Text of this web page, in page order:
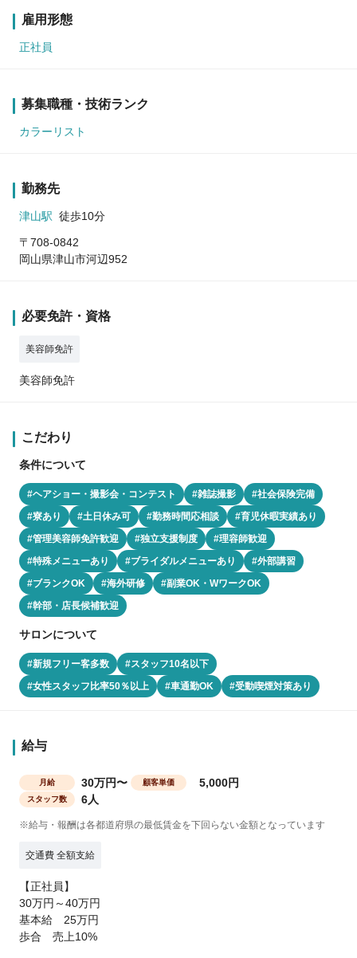
雇用形態
正社員
募集職種・技術ランク
カラーリスト
勤務先
津山駅 徒歩10分
〒708-0842
岡山県津山市河辺952
必要免許・資格
美容師免許
美容師免許
こだわり
条件について
#ヘアショー・撮影会・コンテスト #雑誌撮影
#社会保険完備
#寮あり
#土日休み可 #勤務時間応相談
#育児休暇実績あり
#管理美容師免許歓迎
#独立支援制度
#理容師歓迎
#特殊メニューあり
#ブライダルメニューあり
#外部講習
#ブランクOK
#海外研修
#副業OK・WワークOK
#幹部・店長候補歓迎
サロンについて
#新規フリー客多数
#スタッフ10名以下
#女性スタッフ比率50％以上
#車通勤OK #受動喫煙対策あり
給与
月給 30万円〜 顧客単価 5,000円
スタッフ数 6人
※給与・報酬は各都道府県の最低賃金を下回らない金額となっています
交通費 全額支給
【正社員】
30万円～40万円
基本給 25万円
歩合 売上10%